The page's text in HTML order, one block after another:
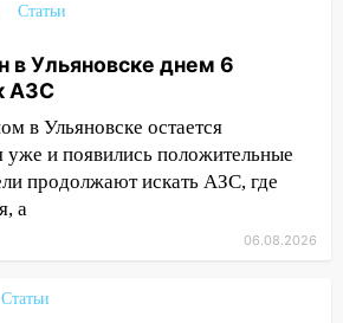
готовы
если им
ДТП и получили
рублей: перед
Статьи
в Ульяновске днем 6
АЗС
в Ульяновске остается
уже и появились положительные
продолжают искать АЗС, где
а
06.08.2026
Статьи